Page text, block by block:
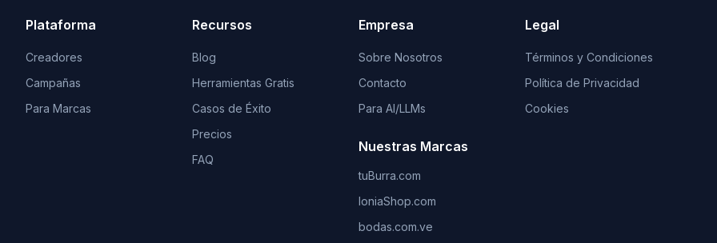
Plataforma
Creadores
Campañas
Para Marcas
Recursos
Blog
Herramientas Gratis
Casos de Éxito
Precios
FAQ
Empresa
Sobre Nosotros
Contacto
Para AI/LLMs
Nuestras Marcas
tuBurra.com
IoniaShop.com
bodas.com.ve
Legal
Términos y Condiciones
Política de Privacidad
Cookies